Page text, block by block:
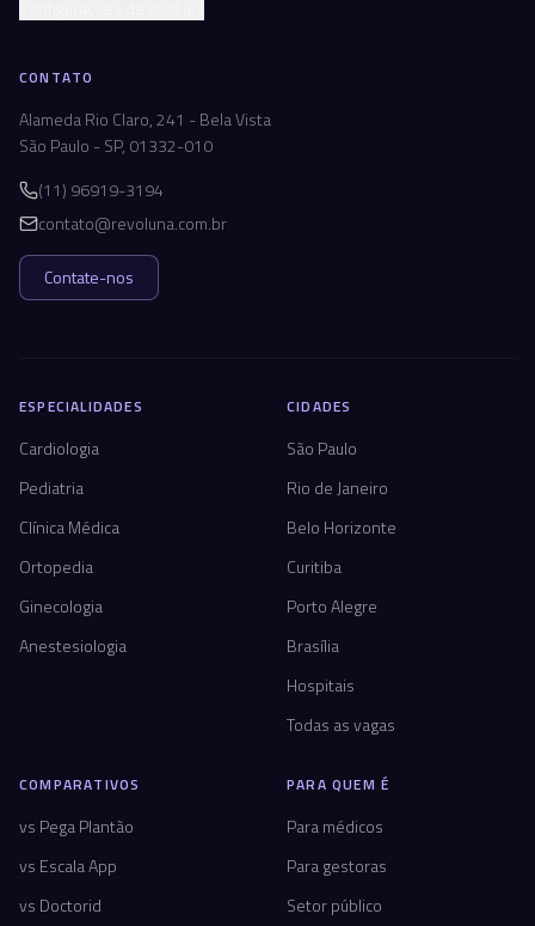
CONTATO
Alameda Rio Claro, 241 - Bela Vista
São Paulo - SP, 01332-010
(11) 96919-3194
contato@revoluna.com.br
Contate-nos
ESPECIALIDADES
Cardiologia
Pediatria
Clínica Médica
Ortopedia
Ginecologia
Anestesiologia
CIDADES
São Paulo
Rio de Janeiro
Belo Horizonte
Curitiba
Porto Alegre
Brasília
Hospitais
Todas as vagas
COMPARATIVOS
vs Pega Plantão
vs Escala App
vs Doctorid
PARA QUEM É
Para médicos
Para gestoras
Setor público